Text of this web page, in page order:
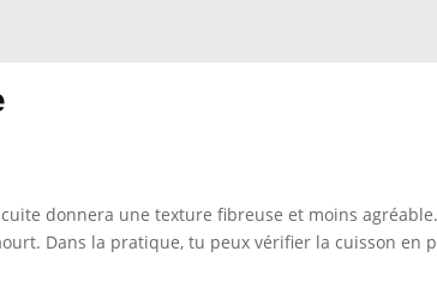
donnera une texture fibreuse et moins
Dans la pratique, tu peux vérifier la cuisson en